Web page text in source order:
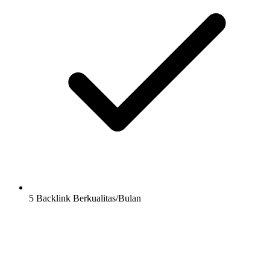
5 Backlink Berkualitas/Bulan